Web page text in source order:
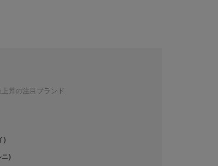
昇の注目ブランド
)
ニ)